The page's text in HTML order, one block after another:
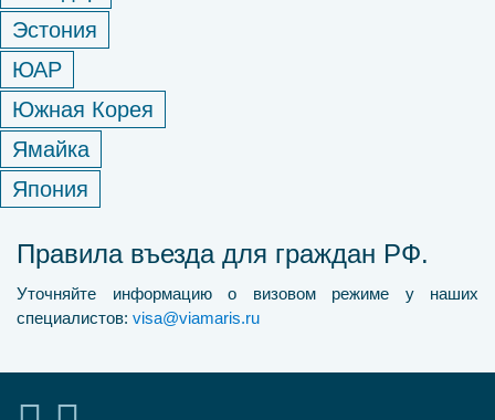
Эстония
ЮАР
Южная Корея
Ямайка
Япония
Правила въездадля граждан РФ.
Уточняйте информацию о визовом режиме у наших
специалистов: visa@viamaris.ru